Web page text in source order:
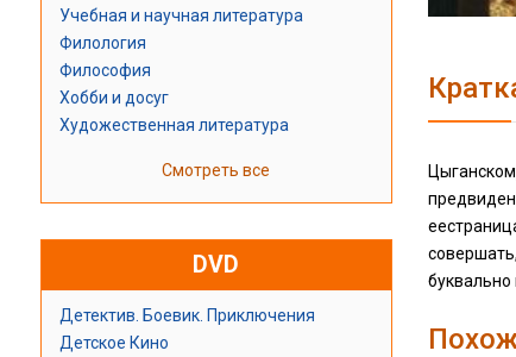
Учебная и научная литература
Филология
Философия
Хобби и досуг
Художественная литература
Смотреть все
DVD
Детектив. Боевик. Приключения
Детское Кино
буквально